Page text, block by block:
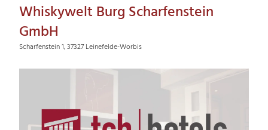
Whiskywelt Burg Scharfenstein
GmbH
Scharfenstein 1, 37327 Leinefelde-Worbis